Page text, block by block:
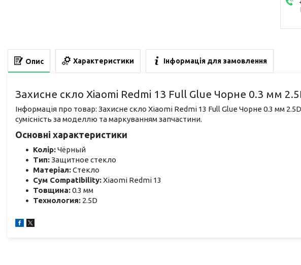
Опис Характеристики Інформація для замовлення
Захисне скло Xiaomi Redmi 13 Full Glue Чорне 0.3 мм
Інформація про товар: Захисне скло Xiaomi Redmi 13 Full Glue Чорне 0.3 мм
сумісність за моделлю та маркуванням запчастини.
Основні характеристики
Колір:Чёрный
Тип:Защитное стекло
Матеріал:Стекло
Сум Compatibility:Xiaomi Redmi 13
Товщина:0.3 мм
Технология: 2.5D